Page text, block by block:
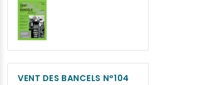
VENT DES BANCELS N°104